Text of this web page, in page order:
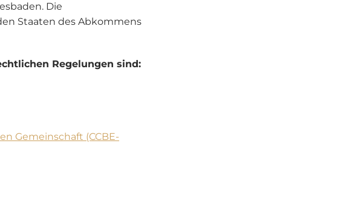
Die
Staaten des Abkommens
Regelungen sind:
Gemeinschaft (CCBE-